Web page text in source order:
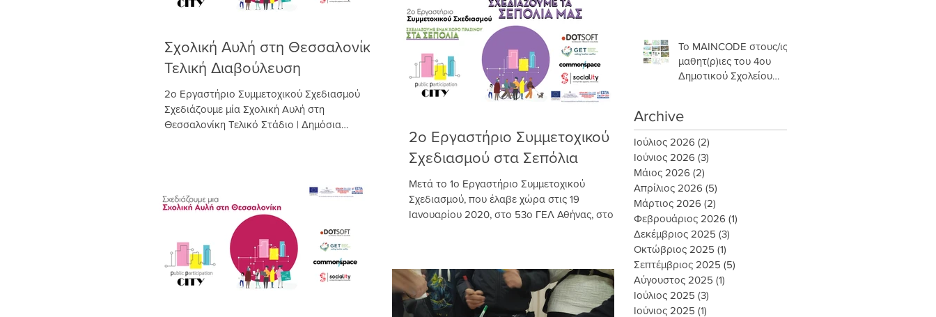
Σχολική Αυλή στη Θεσσαλονίκη:
Τελική Διαβούλευση
2ο Εργαστήριο Συμμετοχικού Σχεδιασμού
Σχεδιάζουμε μία Σχολική Αυλή στη
Θεσσαλονίκη Τελικό Στάδιο | Δημόσια
2ο Εργαστήριο Συμμετοχικού
Σχεδιασμού στα Σεπόλια
Μετά το 1ο Εργαστήριο Συμμετοχικού
Σχεδιασμού, που έλαβε χώρα στις 19
Ιανουαρίου 2020, στο 53ο ΓΕΛ Αθήνας, στο
Το MAINCODE στους/ις
μαθητ(ρ)ιες του 4ου
Δημοτικού Σχολείου
Archive
Ιούλιος 2026 (2)
Ιούνιος 2026 (3)
Μάιος 2026 (2)
Απρίλιος 2026 (5)
Μάρτιος 2026 (2)
Φεβρουάριος 2026 (1)
Δεκέμβριος 2025 (3)
Οκτώβριος 2025 (1)
Σεπτέμβριος 2025 (5)
Αύγουστος 2025 (1)
Ιούλιος 2025 (3)
Ιούνιος 2025 (1)